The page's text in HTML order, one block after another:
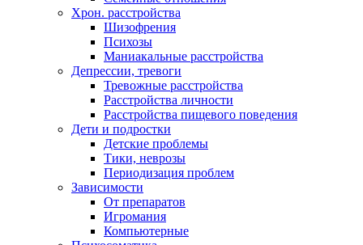
Хрон. расстройства
Шизофрения
Психозы
Маниакальные расстройства
Депрессии, тревоги
Тревожные расстройства
Расстройства личности
Расстройства пищевого поведения
Дети и подростки
Детские проблемы
Тики, неврозы
Периодизация проблем
Зависимости
От препаратов
Игромания
Компьютерные